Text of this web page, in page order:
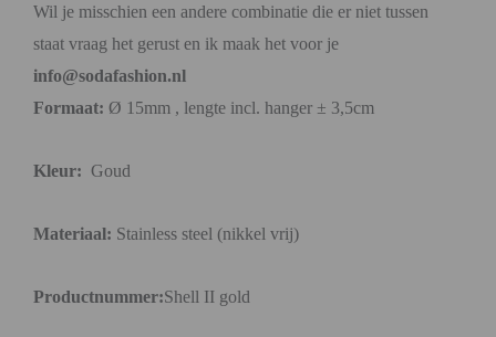
Wil je misschien een andere combinatie die er niet tussen
staat vraag het gerust en ik maak het voor je
info@sodafashion.nl
Formaat: Ø 15mm , lengte incl. hanger ± 3,5cm
Kleur: Goud
Materiaal: Stainless steel (nikkel vrij)
Productnummer:Shell II gold